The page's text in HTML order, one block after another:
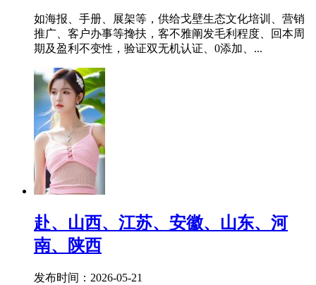
如海报、手册、展架等，供给戈壁生态文化培训、营销
推广、客户办事等搀扶，客不雅阐发毛利程度、回本周
期及盈利不变性，验证双无机认证、0添加、...
赴、山西、江苏、安徽、山东、河
南、陕西
发布时间：2026-05-21